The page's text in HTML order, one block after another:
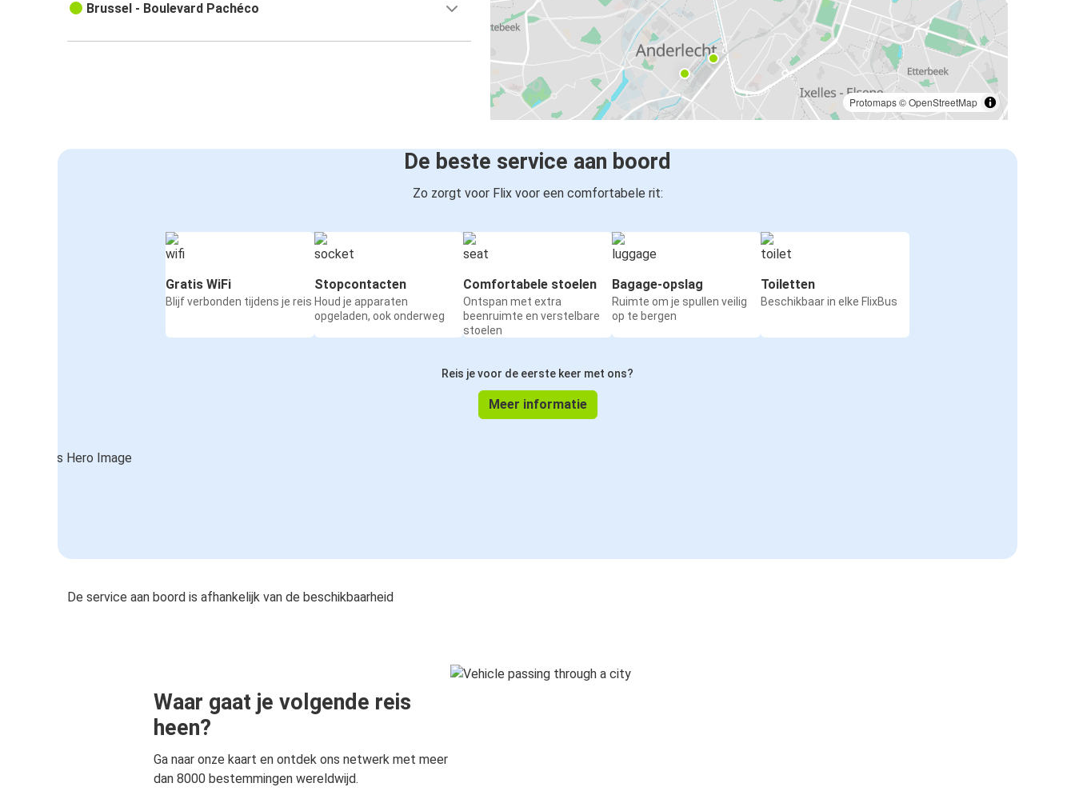
Protomaps©OpenStreetMap
Brussel - Boulevard Pachéco
De beste service aan boord
Zo zorgt voor Flix voor een comfortabele rit:
Gratis WiFi
Blijf verbonden tijdens je reis
Stopcontacten
Houd je apparaten
opgeladen, ook onderweg
Comfortabele stoelen
Ontspan met extra
beenruimte en verstelbare
stoelen
Bagage-opslag
Ruimte om je spullen veilig
op te bergen
Toiletten
Beschikbaar in elke FlixBus
Reis je voor de eerste keer met ons?
Meer informatie
De service aan boord is afhankelijk van de beschikbaarheid
Waar gaat je volgende reis
heen?
Ga naar onze kaart en ontdek ons netwerk met meer
dan 8000 bestemmingen wereldwijd.